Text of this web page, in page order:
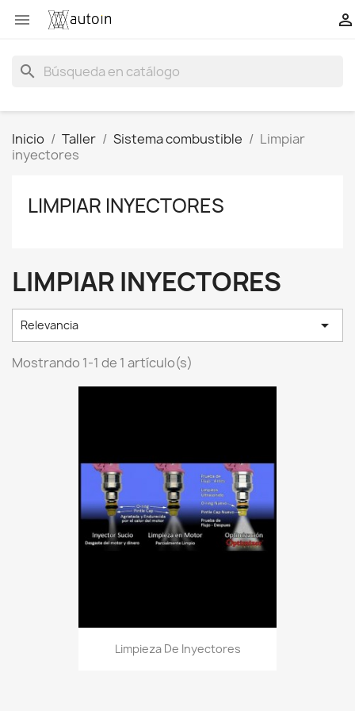
 
search
Inicio Taller Sistema combustible
Limpiar
inyectores
LIMPIAR INYECTORES
LIMPIAR INYECTORES
Relevancia 
Mostrando 1-1 de 1 artículo(s)
Limpieza De Inyectores